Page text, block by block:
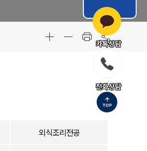
외식조리전공
카톡상담
전화상담